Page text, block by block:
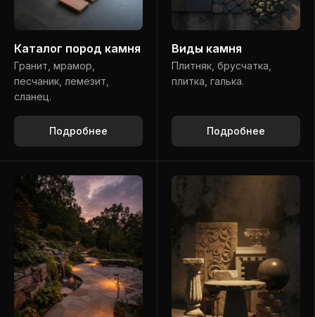
Каталог пород камня
Гранит, мрамор,
песчаник, лемезит,
сланец.
Подробнее
Виды камня
Плитняк, брусчатка,
плитка, галька.
Подробнее